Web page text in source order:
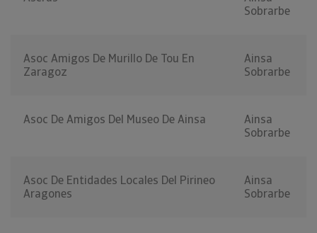
Sobrarbe
Asoc Amigos De Murillo De Tou En
Zaragoz
Ainsa
Sobrarbe
Asoc De Amigos Del Museo De Ainsa
Ainsa
Sobrarbe
Asoc De Entidades Locales Del Pirineo
Aragones
Ainsa
Sobrarbe